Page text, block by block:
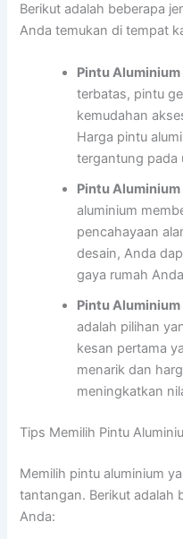
Berikut adalah beberapa
Anda temukan di tempat
Pintu Aluminium
terbatas, pintu
kemudahan
Harga pintu
tergantung pada
Pintu
aluminium
pencahayaan
desain, Anda
gaya rumah
Pintu Aluminium
adalah pilihan
kesan pertama
menarik dan
meningkatkan
Tips Memilih Pintu
Memilih pintu aluminium
tantangan. Berikut adalah
Anda: